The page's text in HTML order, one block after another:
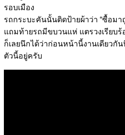
รอบเมือง
รถกระบะคันนั้นติดป้ายผ้าว่า “ซื้อมา
แถมท้ายรถมีขบวนแห่ แตรวงเรียบร้
ก็เลยนึกได้ว่าก่อนหน้านี้งานเดียว
ตัวนี้อยู่ครับ